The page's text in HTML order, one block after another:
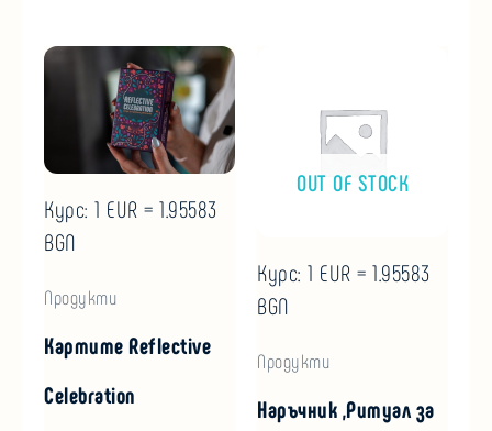
Курс: 1 EUR = 1.95583
BGN
Продукти
Картите Reflective
Celebration
OUT OF STOCK
Курс: 1 EUR = 1.95583
BGN
Продукти
Наръчник „Ритуал за